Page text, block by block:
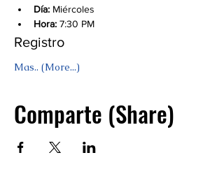
Día: Miércoles
Hora: 7:30 PM
Registro
Mas.. (More...)
Comparte (Share)